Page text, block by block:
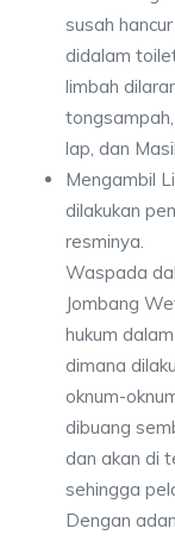
susah
didalam
limbah
lap, dan
Mengambil
dilakukan
resminya.
Waspada
Jombang
hukum
dimana
oknum-
dibuang
dan akan di
sehingga
Dengan